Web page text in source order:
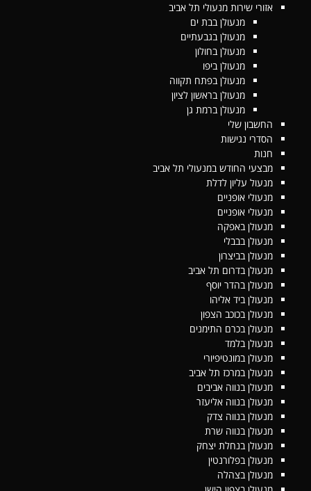
אזורי שירות מנעולי תל אביב
מנעולן בבת ים
מנעולן בגבעתיים
מנעולן בחולון
מנעולן ביפו
מנעולן בפתח תקווה
מנעולן בראשון לציון
מנעולן ברמת גן
החשבון שלי
הסדרי נגישות
חנות
מבצעי החודש במנעולי תל אביב
מנעול עליון לדלת
מנעולי אופניים
מנעולי אופניים
מנעולן באפקה
מנעולן בבבלי
מנעולן בביצרון
מנעולן בדרום תל אביב
מנעולן בהדר יוסף
מנעולן ביד אליהו
מנעולן בכוכב הצפון
מנעולן בכרם התימנים
מנעולן בלמד
מנעולן במונטיפיורי
מנעולן במרכז תל אביב
מנעולן בנווה אביבים
מנעולן בנווה אליעזר
מנעולן בנווה צדק
מנעולן בנווה שרת
מנעולן בנחלת יצחק
מנעולן בפלורנטין
מנעולן בצהלה